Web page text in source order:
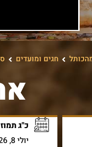
חגים ומועדים
כ"ג
יולי 8, 2026